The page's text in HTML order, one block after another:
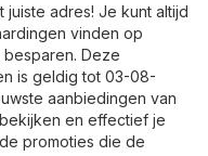
juiste adres! Je kunt altijd
vinden op
Deze
is geldig tot 03-08-
aanbiedingen van
en effectief je
promoties die de